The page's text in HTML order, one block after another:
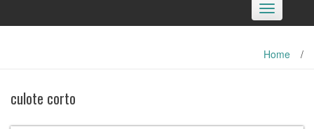
Toggle
navigation
Home /
culote corto